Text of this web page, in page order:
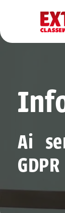
Ai
GDPR